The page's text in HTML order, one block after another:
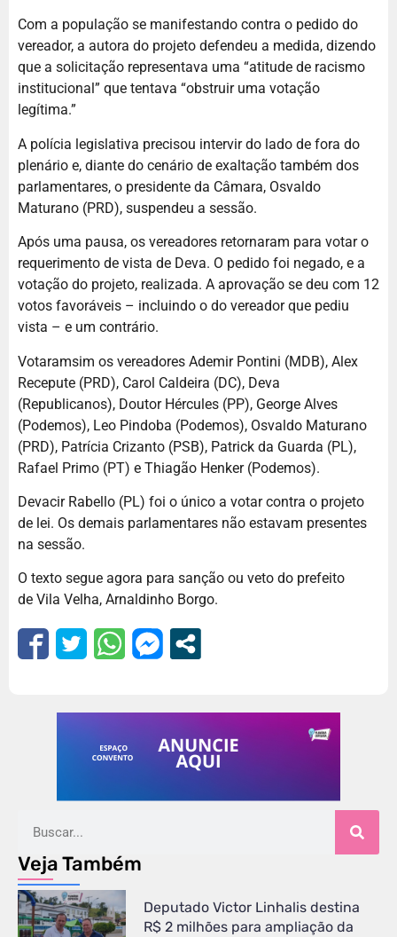
Com a população se manifestando contra o pedido do
vereador, a autora do projeto defendeu a medida, dizendo
que a solicitação representava uma “atitude de racismo
institucional” que tentava “obstruir uma votação
legítima.”
A polícia legislativa precisou intervir do lado de fora do
plenário e, diante do cenário de exaltação também dos
parlamentares, o presidente da Câmara, Osvaldo
Maturano (PRD), suspendeu a sessão.
Após uma pausa, os vereadores retornaram para votar o
requerimento de vista de Deva. O pedido foi negado, e a
votação do projeto, realizada. A aprovação se deu com 12
votos favoráveis – incluindo o do vereador que pediu
vista – e um contrário.
Votaramsim os vereadores Ademir Pontini (MDB), Alex
Recepute (PRD), Carol Caldeira (DC), Deva
(Republicanos), Doutor Hércules (PP), George Alves
(Podemos), Leo Pindoba (Podemos), Osvaldo Maturano
(PRD), Patrícia Crizanto (PSB), Patrick da Guarda (PL),
Rafael Primo (PT) e Thiagão Henker (Podemos).
Devacir Rabello (PL) foi o único a votar contra o projeto
de lei. Os demais parlamentares não estavam presentes
na sessão.
O texto segue agora para sanção ou veto do prefeito
de Vila Velha, Arnaldinho Borgo.
Veja Também
Deputado Victor Linhalis destina
R$ 2 milhões para ampliação da